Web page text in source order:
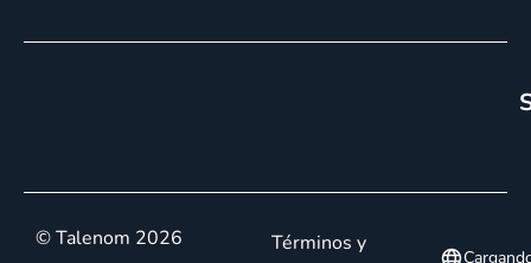
© Talenom 2026
Términos y